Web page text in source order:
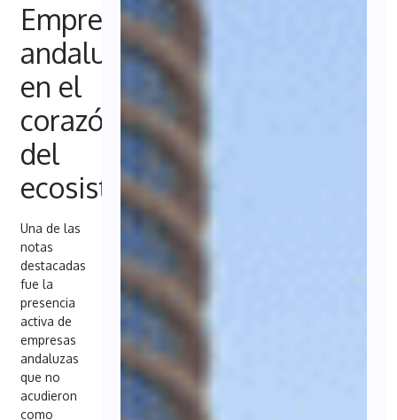
Empresas
andaluzas,
en el
corazón
del
ecosistema
Una de las
notas
destacadas
fue la
presencia
activa de
empresas
andaluzas
que no
acudieron
como